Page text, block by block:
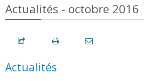
Actualités - octobre 2016
Actualités